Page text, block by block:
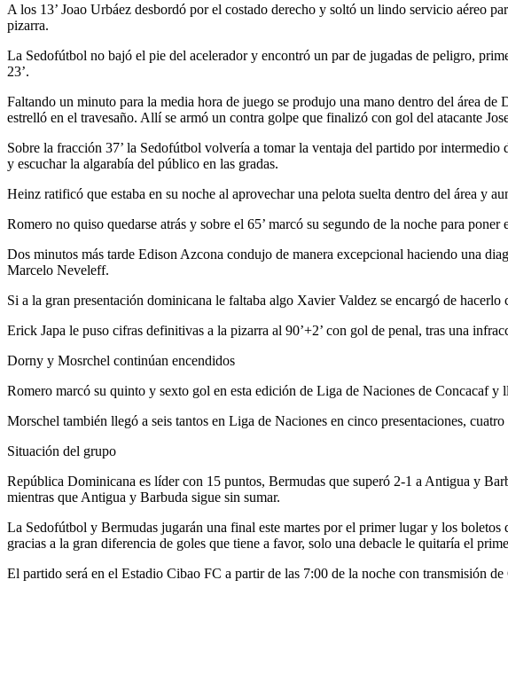
A los 13’ Joao Urbáez desbordó por el costado derecho y soltó un lindo servicio aéreo
pizarra.
La Sedofútbol no bajó el pie del acelerador y encontró un par de jugadas de peligro,
23’.
Faltando un minuto para la media hora de juego se produjo una mano dentro del área
estrelló en el travesaño. Allí se armó un contra golpe que finalizó con gol del atacante
Sobre la fracción 37’ la Sedofútbol volvería a tomar la ventaja del partido por
y escuchar la algarabía del público en las gradas.
Heinz ratificó que estaba en su noche al aprovechar una pelota suelta dentro del área y
Romero no quiso quedarse atrás y sobre el 65’ marcó su segundo de la noche para
Dos minutos más tarde Edison Azcona condujo de manera excepcional haciendo una
Marcelo Neveleff.
Si a la gran presentación dominicana le faltaba algo Xavier Valdez se encargó de
Erick Japa le puso cifras definitivas a la pizarra al 90’+2’ con gol de penal, tras una
Dorny y Mosrchel continúan encendidos
Romero marcó su quinto y sexto gol en esta edición de Liga de Naciones de Concacaf
Morschel también llegó a seis tantos en Liga de Naciones en cinco presentaciones,
Situación del grupo
República Dominicana es líder con 15 puntos, Bermudas que superó 2-1 a Antigua y
mientras que Antigua y Barbuda sigue sin sumar.
La Sedofútbol y Bermudas jugarán una final este martes por el primer lugar y los
gracias a la gran diferencia de goles que tiene a favor, solo una debacle le quitaría el
El partido será en el Estadio Cibao FC a partir de las 7:00 de la noche con transmisión